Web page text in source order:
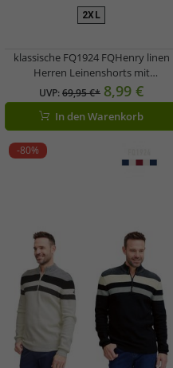
2XL
klassische FQ1924 FQHenry linen
Herren Leinenshorts mit
Reißverschluss Shorts 21900624 in
Beige oder Dunkelblau
UVP:69,95 €* 8,99 €
In den Warenkorb
-80%